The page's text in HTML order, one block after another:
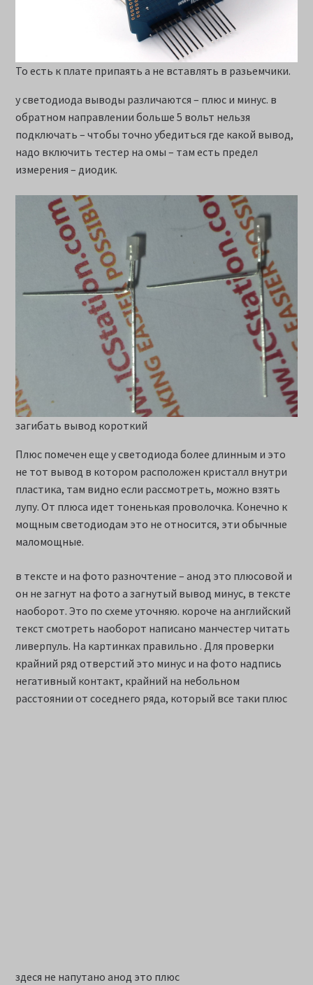
То есть к плате припаять а не вставлять в разьемчики.
у светодиода выводы различаются – плюс и минус. в
обратном направлении больше 5 вольт нельзя
подключать – чтобы точно убедиться где какой вывод,
надо включить тестер на омы – там есть предел
измерения – диодик.
загибать вывод короткий
Плюс помечен еще у светодиода более длинным и это
не тот вывод в котором расположен кристалл внутри
пластика, там видно если рассмотреть, можно взять
лупу. От плюса идет тоненькая проволочка. Конечно к
мощным светодиодам это не относится, эти обычные
маломощные.
в тексте и на фото разночтение – анод это плюсовой и
он не загнут на фото а загнутый вывод минус, в тексте
наоборот. Это по схеме уточняю. короче на английский
текст смотреть наоборот написано манчестер читать
ливерпуль. На картинках правильно . Для проверки
крайний ряд отверстий это минус и на фото надпись
негативный контакт, крайний на небольном
расстоянии от соседнего ряда, который все таки плюс
здеся не напутано анод это плюс